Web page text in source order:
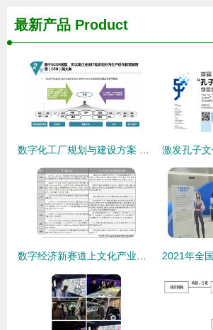
最新产品 Product